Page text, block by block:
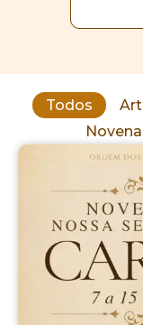
Todos